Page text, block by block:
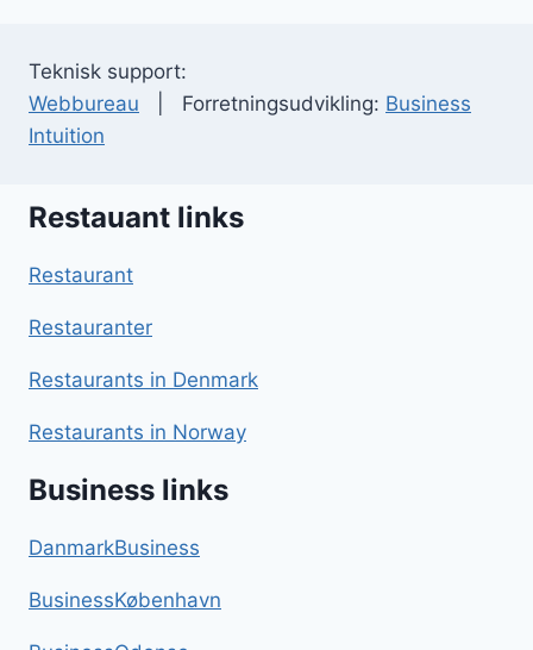
Teknisk support:
Webbureau | Forretningsudvikling: Business
Intuition
Restauant links
Restaurant
Restauranter
Restaurants in Denmark
Restaurants in Norway
Business links
DanmarkBusiness
BusinessKøbenhavn